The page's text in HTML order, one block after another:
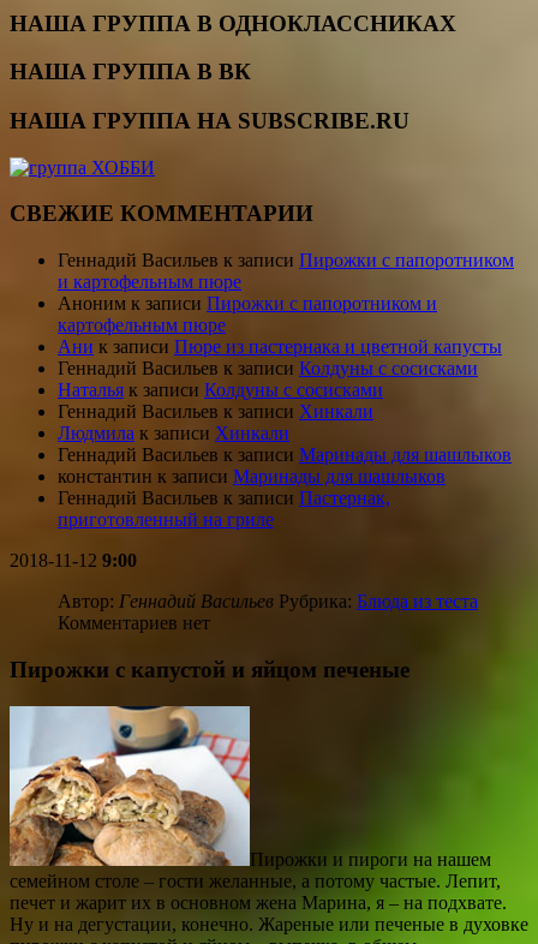
НАША ГРУППА В ОДНОКЛАССНИКАХ
НАША ГРУППА В ВК
НАША ГРУППА НА SUBSCRIBE.RU
СВЕЖИЕ КОММЕНТАРИИ
Геннадий Васильев к записи Пирожки с папоротником
и картофельным пюре
Аноним к записи Пирожки с папоротником и
картофельным пюре
Ани к записи Пюре из пастернака и цветной капусты
Геннадий Васильев к записи Колдуны с сосисками
Наталья к записи Колдуны с сосисками
Геннадий Васильев к записи Хинкали
Людмила к записи Хинкали
Геннадий Васильев к записи Маринады для шашлыков
константин к записи Маринады для шашлыков
Геннадий Васильев к записи Пастернак,
приготовленный на гриле
2018-11-12 9:00
Автор: Геннадий Васильев Рубрика: Блюда из теста
Комментариев нет
Пирожки с капустой и яйцом печеные
Пирожки и пироги на нашем
семейном столе – гости желанные, а потому частые. Лепит,
печет и жарит их в основном жена Марина, я – на подхвате.
Ну и на дегустации, конечно. Жареные или печеные в духовке